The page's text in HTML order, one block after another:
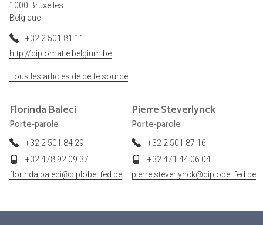
1000 Bruxelles
Belgique
+32 2 501 81 11
http://diplomatie.belgium.be
Tous les articles de cette source
Florinda Baleci
Porte-parole
+32 2 501 84 29
+32 478 92 09 37
florinda.baleci@diplobel.fed.be
PierreSteverlynck
Porte-parole
+32 2 501 87 16
+32 471 44 06 04
pierre.steverlynck@diplobel.fed.be